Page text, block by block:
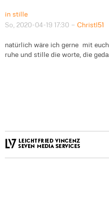
in stille
So, 2020-04-19 17:30 — Christl51
natürlich wäre ich gerne mit
ruhe und stille die worte, die